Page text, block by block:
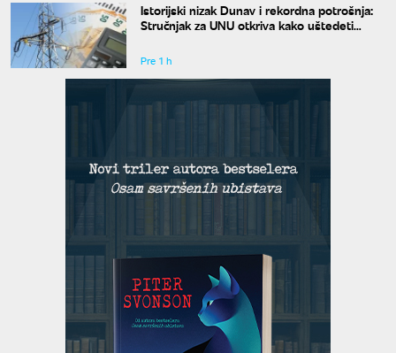
Istorijski nizak Dunav i rekordna potrošnja:
Stručnjak za UNU otkriva kako uštedeti
Pre 1 h